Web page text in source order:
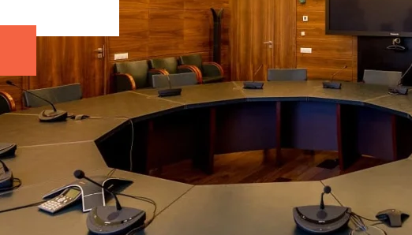
Адрес:Крестовский остров, Рюхина, 9 А, Санкт-
Петербург